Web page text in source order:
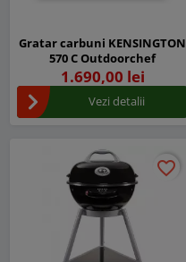
Gratar carbuni KENSINGTON
570 C Outdoorchef
1.690,00 lei
Vezi detalii
favorite_border
favorite_border